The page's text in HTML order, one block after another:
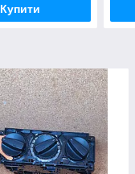
Купити